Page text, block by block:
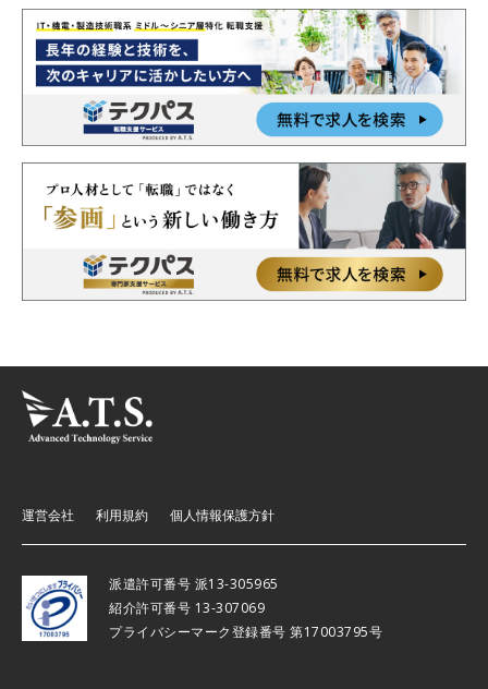
運営会社 利用規約 個人情報保護方針
派遣許可番号 派13-305965
紹介許可番号 13-307069
プライバシーマーク登録番号 第17003795号